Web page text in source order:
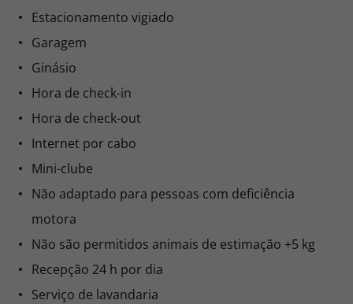
Estacionamento vigiado
Garagem
Ginásio
Hora de check-in
Hora de check-out
Internet por cabo
Mini-clube
Não adaptado para pessoas com deficiência
motora
Não são permitidos animais de estimação +5 kg
Recepção 24 h por dia
Serviço de lavandaria